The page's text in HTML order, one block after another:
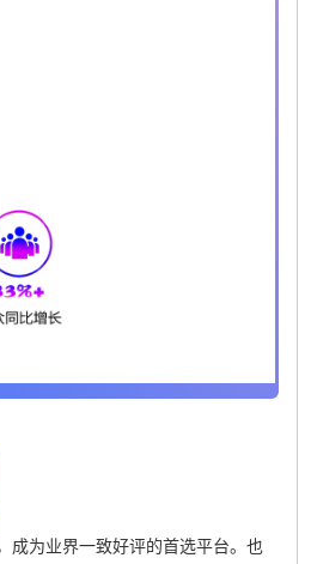
成为业界一致好评的首选平台。也